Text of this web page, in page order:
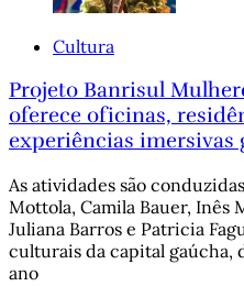
Cultura
Projeto Banrisul
oferece oficinas,
experiências imersivas
As atividades são
Mottola, Camila Bauer, Inês
Juliana Barros e Patricia
culturais da capital gaúcha,
ano